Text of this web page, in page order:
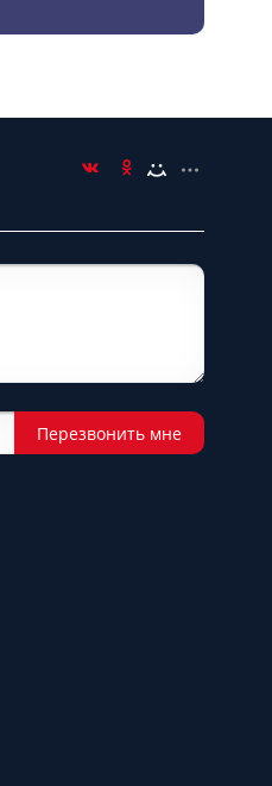
Перезвонить мне